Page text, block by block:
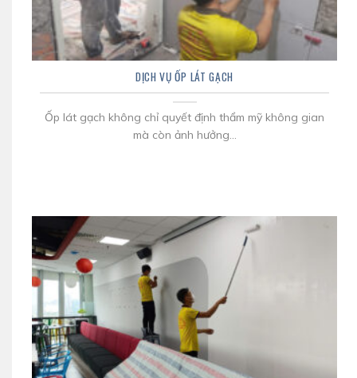
DỊCH VỤ ỐP LÁT GẠCH
Ốp lát gạch không chỉ quyết định thẩm mỹ không gian
mà còn ảnh hưởng...